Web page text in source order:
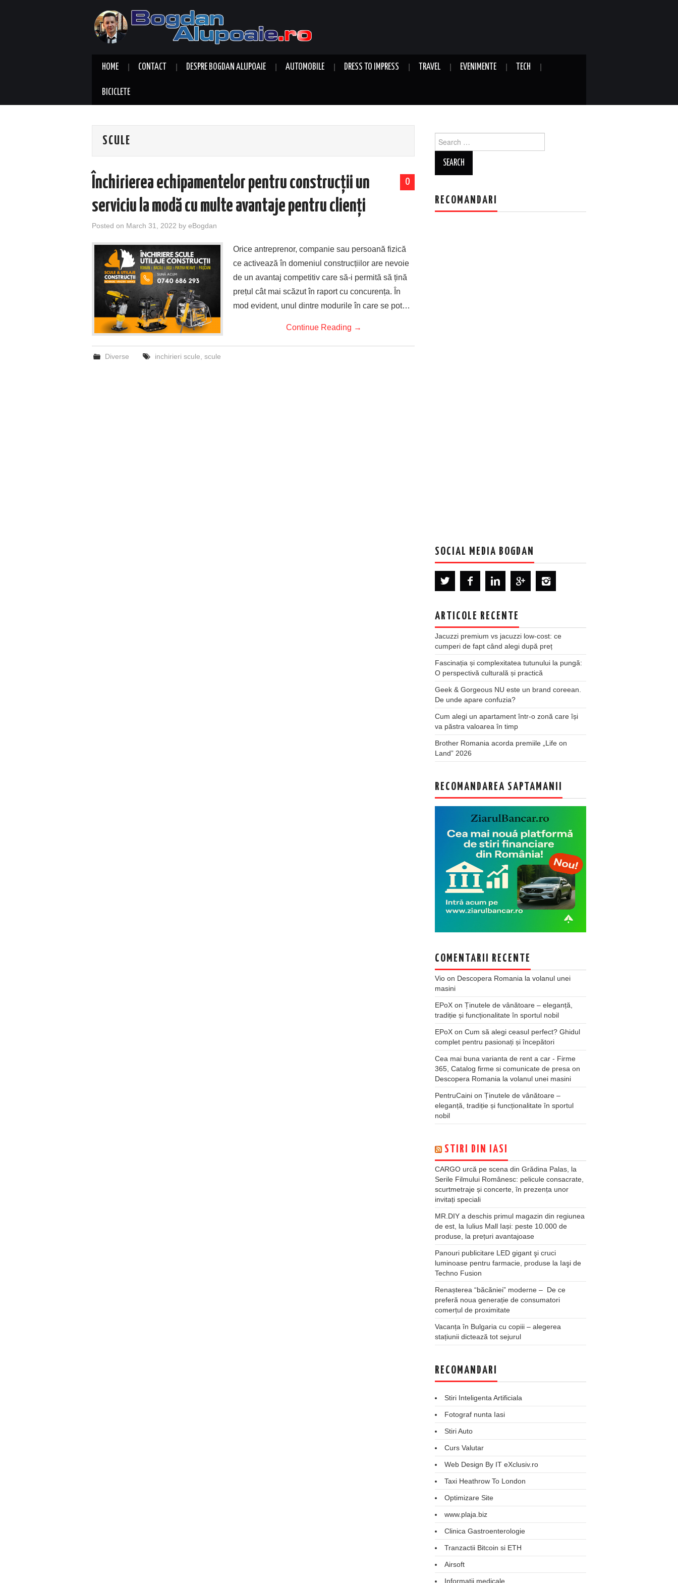
HOME CONTACT DESPRE BOGDAN ALUPOAIE AUTOMOBILE DRESS TO IMPRESS TRAVEL EVENIMENTE TECH
BICICLETE
SCULE
0
Închirierea echipamentelor pentru construcții un
serviciu la modă cu multe avantaje pentru clienți
Posted on March 31, 2022 by eBogdan
Orice antreprenor, companie sau persoană fizică
ce activează în domeniul construcțiilor are nevoie
de un avantaj competitiv care să-i permită să țină
prețul cât mai scăzut în raport cu concurența. În
mod evident, unul dintre modurile în care se pot…
Continue Reading →
Diverse inchirieri scule scule
for:
RECOMANDARI
SOCIAL MEDIA BOGDAN
ARTICOLE RECENTE
Jacuzzi premium vs jacuzzi low-cost: ce
cumperi de fapt când alegi după preț
Fascinația și complexitatea tutunului la pungă:
O perspectivă culturală și practică
Geek & Gorgeous NU este un brand coreean.
De unde apare confuzia?
Cum alegi un apartament într-o zonă care își
va păstra valoarea în timp
Brother Romania acorda premiile „Life on
Land” 2026
RECOMANDAREA SAPTAMANII
COMENTARII RECENTE
Vio on Descopera Romania la volanul unei
masini
EPoX on Ținutele de vânătoare – eleganță,
tradiție și funcționalitate în sportul nobil
EPoX on Cum să alegi ceasul perfect? Ghidul
complet pentru pasionați și începători
Cea mai buna varianta de rent a car - Firme
365, Catalog firme si comunicate de presa on
Descopera Romania la volanul unei masini
PentruCaini on Ținutele de vânătoare –
eleganță, tradiție și funcționalitate în sportul
nobil
STIRI DIN IASI
CARGO urcă pe scena din Grădina Palas, la
Serile Filmului Românesc: pelicule consacrate,
scurtmetraje și concerte, în prezența unor
invitați speciali
MR.DIY a deschis primul magazin din regiunea
de est, la Iulius Mall Iași: peste 10.000 de
produse, la prețuri avantajoase
Panouri publicitare LED gigant şi cruci
luminoase pentru farmacie, produse la Iaşi de
Techno Fusion
Renașterea “băcăniei” moderne – De ce
preferă noua generație de consumatori
comerțul de proximitate
Vacanța în Bulgaria cu copiii – alegerea
stațiunii dictează tot sejurul
RECOMANDARI
Stiri Inteligenta Artificiala
Fotograf nunta Iasi
Stiri Auto
Curs Valutar
Web Design By IT eXclusiv.ro
Taxi Heathrow To London
Optimizare Site
www.plaja.biz
Clinica Gastroenterologie
Tranzactii Bitcoin si ETH
Airsoft
Informatii medicale